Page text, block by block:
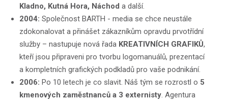
Kladno, Kutná Hora, Náchod a další.
2004: Společnost BARTH - media se chce neustále
zdokonalovat a přinášet zákazníkům opravdu prvotřídní
služby – nastupuje nová řada KREATIVNÍCH GRAFIKŮ,
kteří jsou připraveni pro tvorbu logomanuálů, prezentací
a kompletních grafických podkladů pro vaše podnikání.
2006: Po 10 letech je co slavit. Náš tým se rozrostl o 5
kmenových zaměstnanců a 3 externisty. Agentura